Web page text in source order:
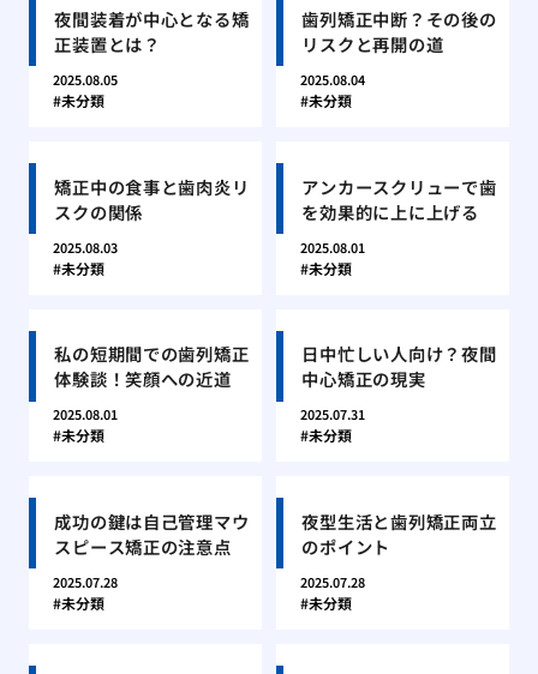
夜間装着が中心となる矯
正装置とは？
2025.08.05
未分類
歯列矯正中断？その後の
リスクと再開の道
2025.08.04
未分類
矯正中の食事と歯肉炎リ
スクの関係
2025.08.03
未分類
アンカースクリューで歯
を効果的に上に上げる
2025.08.01
未分類
私の短期間での歯列矯正
体験談！笑顔への近道
2025.08.01
未分類
日中忙しい人向け？夜間
中心矯正の現実
2025.07.31
未分類
成功の鍵は自己管理マウ
スピース矯正の注意点
2025.07.28
未分類
夜型生活と歯列矯正両立
のポイント
2025.07.28
未分類